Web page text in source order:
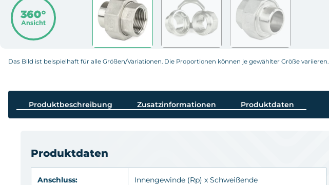
Das Bild ist beispielhaft für alle Größen/Variationen. Die Proportionen können je gewählter Größe variieren.
Produktbeschreibung Zusatzinformationen Produktdaten
Produktdaten
Anschluss: Innengewinde (Rp) x Schweißende